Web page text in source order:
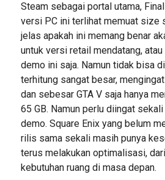
Steam sebagai portal utama,
versi PC ini terlihat memuat size
jelas apakah ini memang benar
untuk versi retail mendatang,
demo ini saja. Namun tidak bisa
terhitung sangat besar,
dan sebesar GTA V saja hanya
65 GB. Namun perlu diingat
demo. Square Enix yang belum
rilis sama sekali masih punya
terus melakukan optimalisasi,
kebutuhan ruang di masa depan.